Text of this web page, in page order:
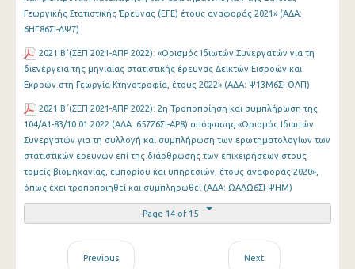
Γεωργικής Στατιστικής Έρευνας (ΕΓΕ) έτους αναφοράς 2021» (ΑΔΑ:
6ΗΓ86ΣΙ-ΔΨ7)
2021 Β΄(ΣΕΠ 2021-ΑΠΡ 2022): «Ορισμός Ιδιωτών Συνεργατών για τη
διενέργεια της μηνιαίας στατιστικής έρευνας Δεικτών Εισροών και
Εκροών στη Γεωργία-Κτηνοτροφία, έτους 2022» (ΑΔΑ: Ψ13Μ6ΣΙ-ΟΛΠ)
2021 Β΄(ΣΕΠ 2021-ΑΠΡ 2022): 2η Τροποποίηση και συμπλήρωση της
104/Α1-83/10.01.2022 (ΑΔΑ: 657Ζ6ΣΙ-ΑΡ8) απόφασης «Ορισμός Ιδιωτών
Συνεργατών για τη συλλογή και συμπλήρωση των ερωτηματολογίων των
στατιστικών ερευνών επί της διάρθρωσης των επιχειρήσεων στους
τομείς βιομηχανίας, εμπορίου και υπηρεσιών, έτους αναφοράς 2020»,
όπως έχει τροποποιηθεί και συμπληρωθεί (ΑΔΑ: ΩΑΛΩ6ΣΙ-ΨΗΜ)
Page 14 of 15
Previous Next